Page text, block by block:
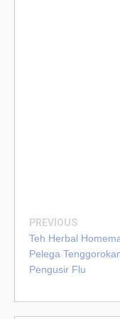
PREVIOUS
Teh Herbal
Pelega
Pengusir Flu